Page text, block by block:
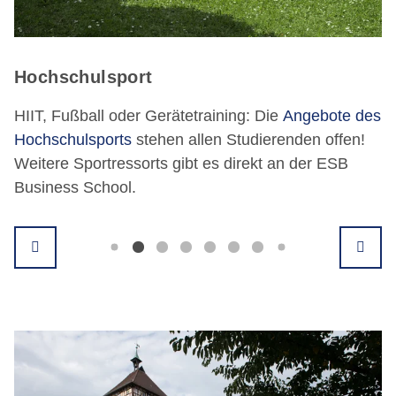
Hochschulsport
HIIT, Fußball oder Gerätetraining: Die Angebote des
Hochschulsports stehen allen Studierenden offen!
Weitere Sportressorts gibt es direkt an der ESB
Business School.